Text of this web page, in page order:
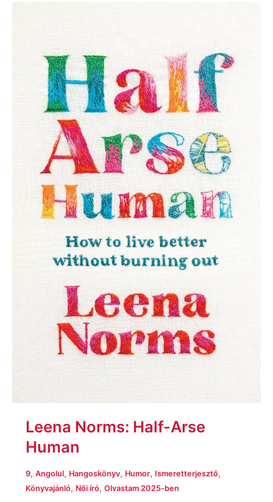
Leena Norms: Half-Arse
Human
9, Angolul, Hangoskönyv, Humor, Ismeretterjesztő,
Könyvajánló, Női író, Olvastam 2025-ben
Arse
Human